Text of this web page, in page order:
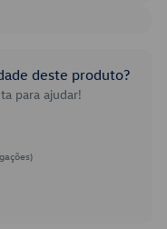
deste produto?
para ajudar!